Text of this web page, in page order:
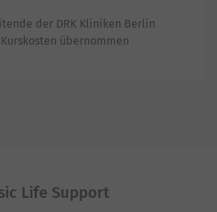
der DRK Kliniken Berlin
übernommen
Life Support